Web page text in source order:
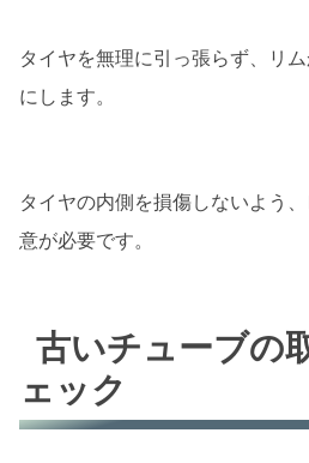
タイヤを無理に引っ張らず、リ
にします。
タイヤの内側を損傷しないよう
意が必要です。
古いチューブの
ェック